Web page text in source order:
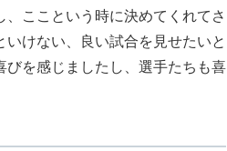
ここという時に決めてくれてさ
けない、良い試合を見せたいと
を感じましたし、選手たちも喜